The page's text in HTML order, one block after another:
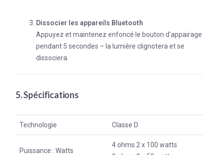
Dissocier les appareils Bluetooth
Appuyez et maintenez enfoncé le bouton d'appairage
pendant 5 secondes – la lumière clignotera et se
dissociera.
5. Spécifications
Technologie Classe D
Puissance : Watts
4 ohms 2 x 100 watts